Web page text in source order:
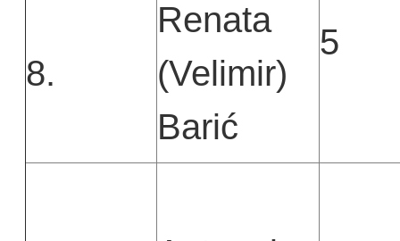
8.
Renata
(Velimir)
Barić
5